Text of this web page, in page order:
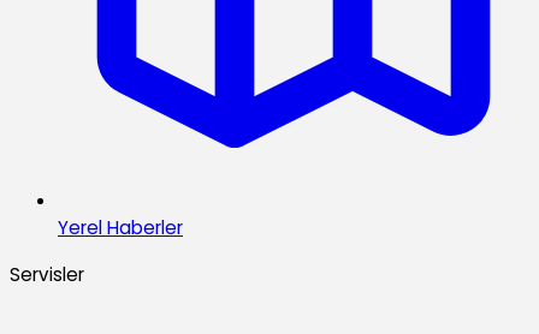
Yerel Haberler
Servisler